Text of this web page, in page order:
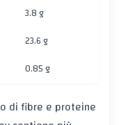
3.8 g
23.6 g
0.85 g
di fibre e proteine